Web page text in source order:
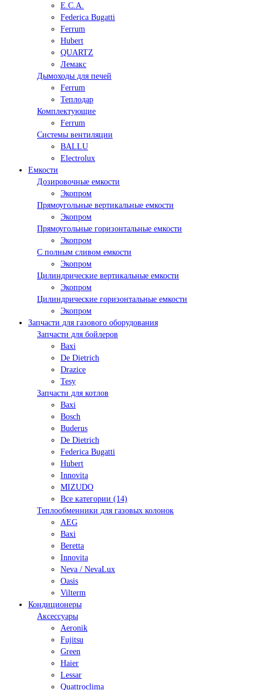
E.C.A.
Federica Bugatti
Ferrum
Hubert
QUARTZ
Лемакс
Дымоходы для печей
Ferrum
Теплодар
Комплектующие
Ferrum
Системы вентиляции
BALLU
Electrolux
Емкости
Дозировочные емкости
Экопром
Прямоугольные вертикальные емкости
Экопром
Прямоугольные горизонтальные емкости
Экопром
С полным сливом емкости
Экопром
Цилиндрические вертикальные емкости
Экопром
Цилиндрические горизонтальные емкости
Экопром
Запчасти для газового оборудования
Запчасти для бойлеров
Baxi
De Dietrich
Drazice
Tesy
Запчасти для котлов
Baxi
Bosch
Buderus
De Dietrich
Federica Bugatti
Hubert
Innovita
MIZUDO
Все категории (14)
Теплообменники для газовых колонок
AEG
Baxi
Beretta
Innovita
Neva / NevaLux
Oasis
Vilterm
Кондиционеры
Аксессуары
Aeronik
Fujitsu
Green
Haier
Lessar
Quattroclima